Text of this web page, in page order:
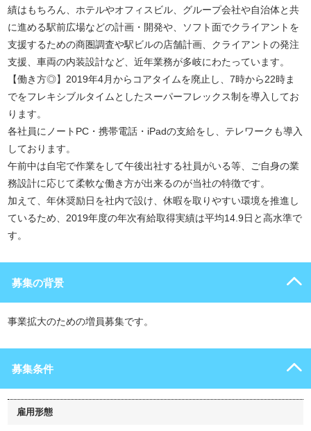
績はもちろん、ホテルやオフィスビル、グループ会社や自治体と共
に進める駅前広場などの計画・開発や、ソフト面でクライアントを
支援するための商圏調査や駅ビルの店舗計画、クライアントの発注
支援、車両の内装設計など、近年業務が多岐にわたっています。
【働き方◎】2019年4月からコアタイムを廃止し、7時から22時ま
でをフレキシブルタイムとしたスーパーフレックス制を導入してお
ります。
各社員にノートPC・携帯電話・iPadの支給をし、テレワークも導入
しております。
午前中は自宅で作業をして午後出社する社員がいる等、ご自身の業
務設計に応じて柔軟な働き方が出来るのが当社の特徴です。
加えて、年休奨励日を社内で設け、休暇を取りやすい環境を推進し
ているため、2019年度の年次有給取得実績は平均14.9日と高水準で
す。
募集の背景
事業拡大のための増員募集です。
募集条件
雇用形態